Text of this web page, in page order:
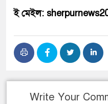
ই মেইল:
Write Your